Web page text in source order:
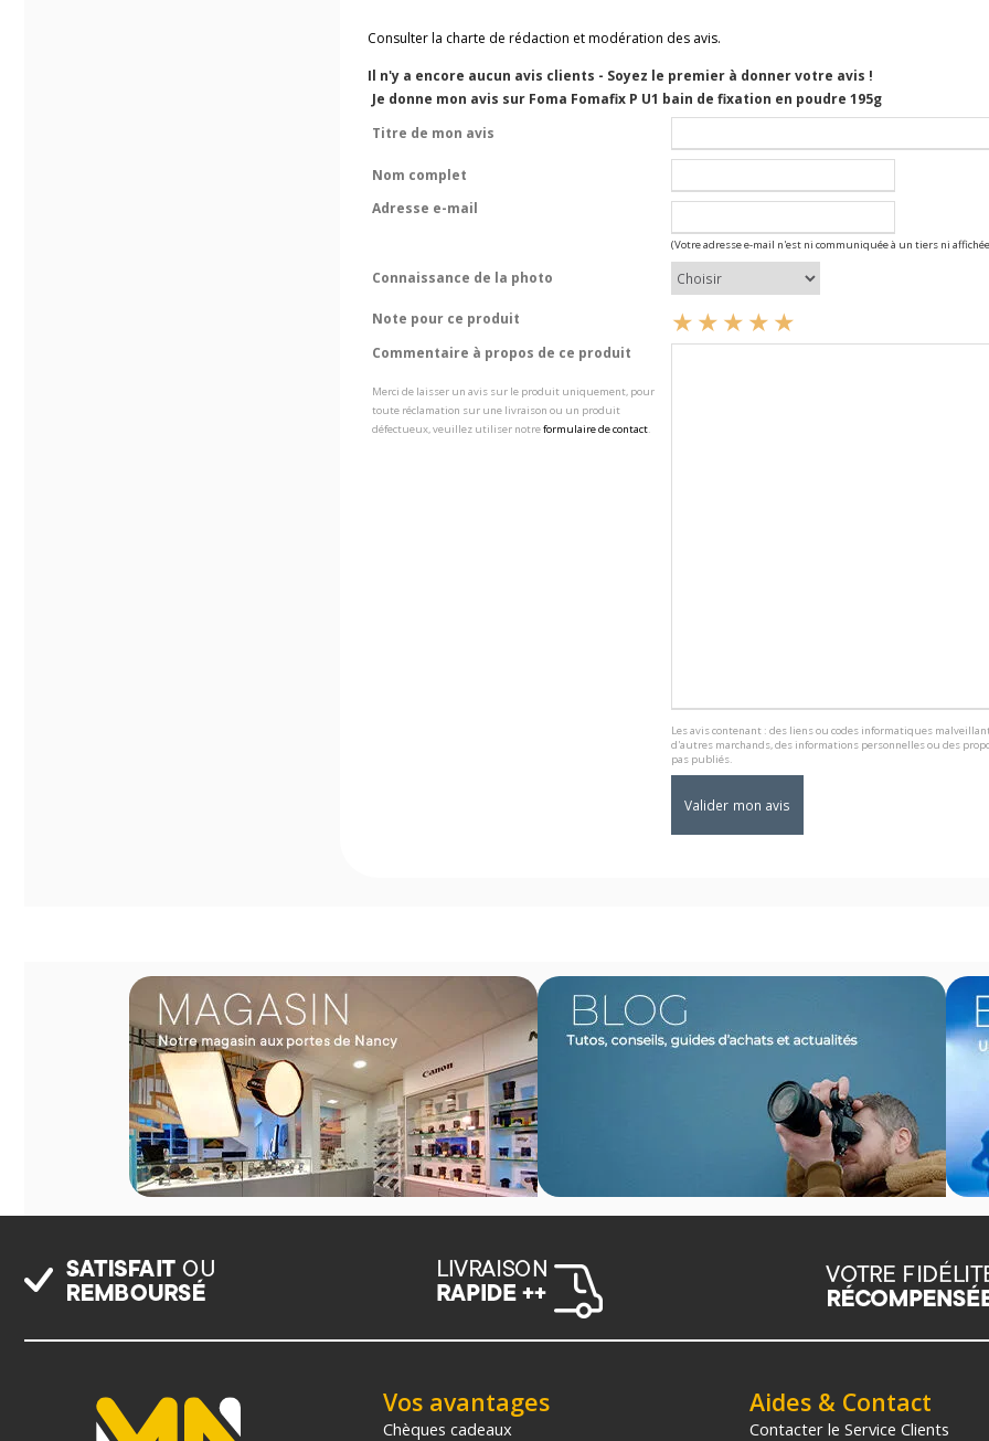
Consulter la charte de rédaction et modération des avis.
Il n'y a encore aucun avis clients - Soyez le premier à donner votre avis !
Je donne mon avis sur Foma Fomafix P U1 bain de fixation en poudre 195g
Titre de mon avis
Nom complet
Adresse e-mail
(Votre adresse e-mail n'est ni communiquée à un tiers ni
Connaissance de la photo
Note pour ce produit
Commentaire à propos de ce produit
Merci de laisser un avis sur le produit uniquement, pour
toute réclamation sur une livraison ou un produit
défectueux, veuillez utiliser notreformulaire de contact.
Les avis contenant : des liens ou codes informatiques
d'autres marchands, des informations personnelles ou des
pas publiés.
Vos avantages
Chèques cadeaux
Aides & Contact
Contacter le Service Clients